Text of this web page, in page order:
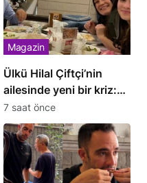
Ülkü Hilal Çiftçi’nin
ailesinde yeni bir kriz:
Anne boşanma davası
açtı
Magazin
7 saat önce